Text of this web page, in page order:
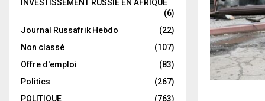
INVESTISSEMENT RUSSIE EN AFRIQUE
(6)
Journal Russafrik Hebdo
(22)
Non classé
(107)
Offre d'emploi
(83)
Politics
(267)
POLITIQUE
(763)